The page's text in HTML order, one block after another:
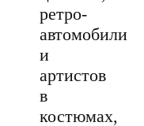
ретро-
автомобили
и
артистов
в
костюмах,